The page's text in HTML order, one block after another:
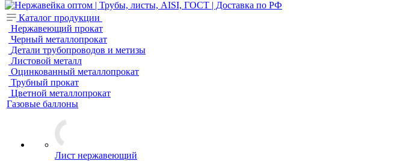
Каталог продукции
Нержавеющий прокат
Черный металлопрокат
Детали трубопроводов и метизы
Листовой металл
Оцинкованный металлопрокат
Трубный прокат
Цветной металлопрокат
Газовые баллоны
Лист нержавеющий